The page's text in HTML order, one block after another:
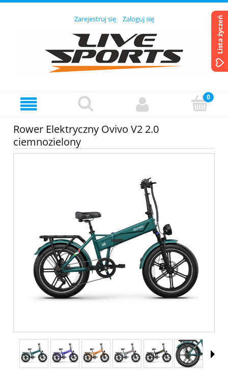
Zarejestruj się Zaloguj się
Rower Elektryczny Ovivo V2 2.0
ciemnozielony
Lista życzeń